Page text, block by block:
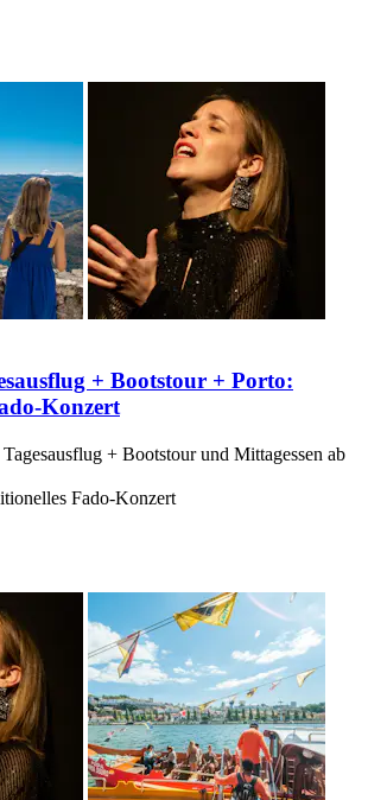
+ Bootstour + Porto:
Konzert
+ Bootstour und Mittagessen ab
Fado-Konzert